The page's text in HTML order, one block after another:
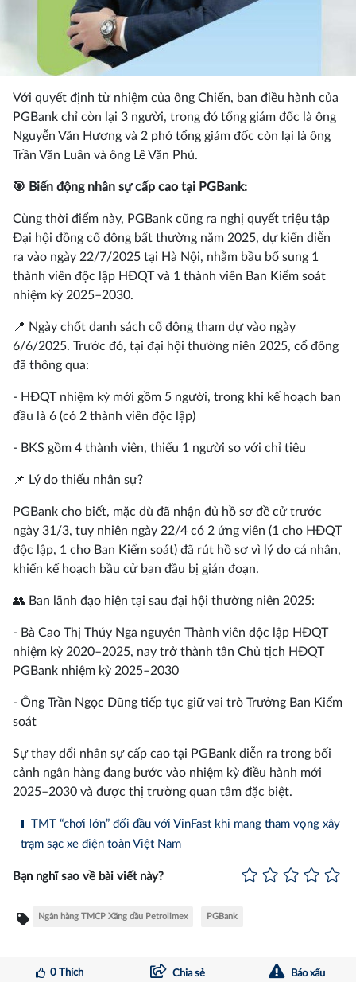
Với quyết định từ nhiệm của ông Chiến, ban điều hành của
PGBank chỉ còn lại 3 người, trong đó tổng giám đốc là ông
Nguyễn Văn Hương và 2 phó tổng giám đốc còn lại là ông
Trần Văn Luân và ông Lê Văn Phú.
🎯 Biến động nhân sự cấp cao tại PGBank:
Cùng thời điểm này, PGBank cũng ra nghị quyết triệu tập
Đại hội đồng cổ đông bất thường năm 2025, dự kiến diễn
ra vào ngày 22/7/2025 tại Hà Nội, nhằm bầu bổ sung 1
thành viên độc lập HĐQT và 1 thành viên Ban Kiểm soát
nhiệm kỳ 2025–2030.
📍 Ngày chốt danh sách cổ đông tham dự vào ngày
6/6/2025. Trước đó, tại đại hội thường niên 2025, cổ đông
đã thông qua:
- HĐQT nhiệm kỳ mới gồm 5 người, trong khi kế hoạch ban
đầu là 6 (có 2 thành viên độc lập)
- BKS gồm 4 thành viên, thiếu 1 người so với chỉ tiêu
📌 Lý do thiếu nhân sự?
PGBank cho biết, mặc dù đã nhận đủ hồ sơ đề cử trước
ngày 31/3, tuy nhiên ngày 22/4 có 2 ứng viên (1 cho HĐQT
độc lập, 1 cho Ban Kiểm soát) đã rút hồ sơ vì lý do cá nhân,
khiến kế hoạch bầu cử ban đầu bị gián đoạn.
👥 Ban lãnh đạo hiện tại sau đại hội thường niên 2025:
- Bà Cao Thị Thúy Nga nguyên Thành viên độc lập HĐQT
nhiệm kỳ 2020–2025, nay trở thành tân Chủ tịch HĐQT
PGBank nhiệm kỳ 2025–2030
- Ông Trần Ngọc Dũng tiếp tục giữ vai trò Trưởng Ban Kiểm
soát
Sự thay đổi nhân sự cấp cao tại PGBank diễn ra trong bối
cảnh ngân hàng đang bước vào nhiệm kỳ điều hành mới
2025–2030 và được thị trường quan tâm đặc biệt.
TMT “chơi lớn” đối đầu với VinFast khi mang tham vọng xây
trạm sạc xe điện toàn Việt Nam
Bạn nghĩ sao về bài viết này?
Ngân hàng TMCP Xăng dầu Petrolimex PGBank
0Thích Chia sẻ Báo xấu